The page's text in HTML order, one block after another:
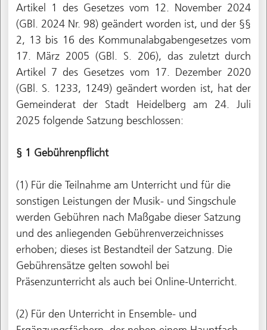
Artikel 1 des Gesetzes vom 12. November 2024
(GBl. 2024 Nr. 98) geändert worden ist, und der §§
2, 13 bis 16 des Kommunalabgabengesetzes vom
17. März 2005 (GBl. S. 206), das zuletzt durch
Artikel 7 des Gesetzes vom 17. Dezember 2020
(GBl. S. 1233, 1249) geändert worden ist, hat der
Gemeinderat der Stadt Heidelberg am 24. Juli
2025 folgende Satzung beschlossen:
§ 1 Gebührenpflicht
(1) Für die Teilnahme am Unterricht und für die
sonstigen Leistungen der Musik- und Singschule
werden Gebühren nach Maßgabe dieser Satzung
und des anliegenden Gebührenverzeichnisses
erhoben; dieses ist Bestandteil der Satzung. Die
Gebührensätze gelten sowohl bei
Präsenzunterricht als auch bei Online-Unterricht.
(2) Für den Unterricht in Ensemble- und